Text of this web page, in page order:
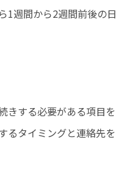
1週間から2週間前後の日
きする必要がある項目を
るタイミングと連絡先を